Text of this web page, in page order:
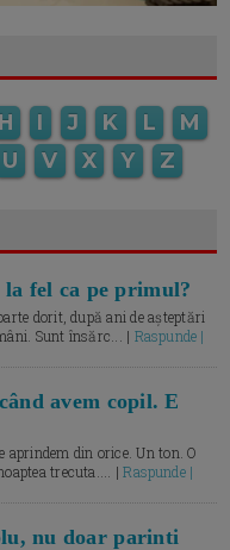
H I J K L
M
U V X Y Z
fel ca pe primul?
dorit, după ani de așteptări
Sunt însărc... | Raspunde |
avem copil. E
aprindem din orice. Un ton. O
trecuta.... |Raspunde |
nu doar parinti